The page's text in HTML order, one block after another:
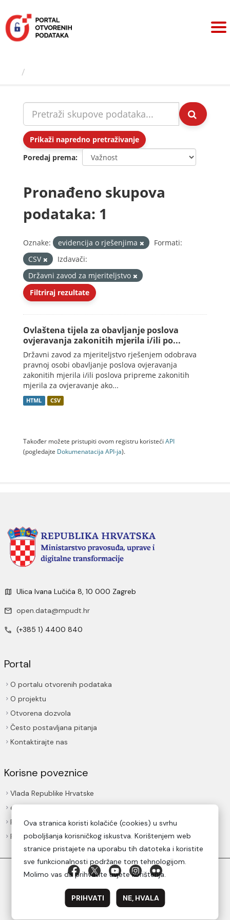
sadržaj
Prikaži napredno pretraživanje
Poredaj prema
Pronađeno skupova
podataka: 1
Oznake: evidencija o rješenjima
Formati:
CSV
Izdavači:
Državni zavod za mjeriteljstvo
Filtriraj rezultate
Ovlaštena tijela za obavljanje poslova
ovjeravanja zakonitih mjerila i/ili po...
Državni zavod za mjeriteljstvo rješenjem odobrava
pravnoj osobi obavljanje poslova ovjeravanja
zakonitih mjerila i/ili poslova pripreme zakonitih
mjerila za ovjeravanje ako...
HTML CSV
Također možete pristupiti ovom registru koristeći API
(pogledajte Dokumenаtаcijа API-jа).